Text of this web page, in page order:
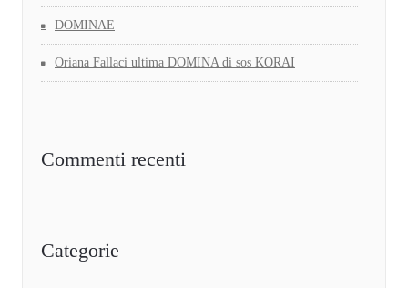
DOMINAE
Oriana Fallaci ultima DOMINA di sos KORAI
Commenti recenti
Categorie